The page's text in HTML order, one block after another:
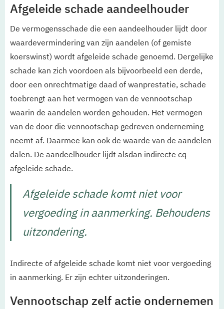
Afgeleide schade aandeelhouder
De vermogensschade die een aandeelhouder lijdt door
waardevermindering van zijn aandelen (of gemiste
koerswinst) wordt afgeleide schade genoemd. Dergelijke
schade kan zich voordoen als bijvoorbeeld een derde,
door een onrechtmatige daad of wanprestatie, schade
toebrengt aan het vermogen van de vennootschap
waarin de aandelen worden gehouden. Het vermogen
van de door die vennootschap gedreven onderneming
neemt af. Daarmee kan ook de waarde van de aandelen
dalen. De aandeelhouder lijdt alsdan indirecte cq
afgeleide schade.
Afgeleide schade komt niet voor
vergoeding in aanmerking. Behoudens
uitzondering.
Indirecte of afgeleide schade komt niet voor vergoeding
in aanmerking. Er zijn echter uitzonderingen.
Vennootschap zelf actie ondernemen